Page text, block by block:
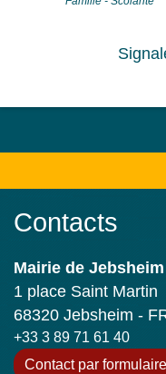
Contacts
Mairie de Jebsheim
1 place Saint Martin
68320 Jebsheim -
+33 3 89 71 61 40
Contact par formulaire